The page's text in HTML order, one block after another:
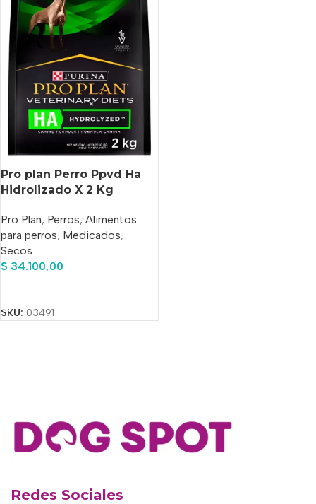
Pro plan Perro Ppvd Ha
Hidrolizado X 2 Kg
Pro Plan, Perros, Alimentos
para perros, Medicados,
Secos
$ 34.100,00
SKU: 03491
Redes Sociales